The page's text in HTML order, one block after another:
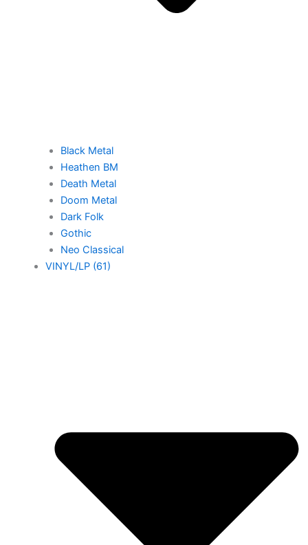
Black Metal
Heathen BM
Death Metal
Doom Metal
Dark Folk
Gothic
Neo Classical
VINYL/LP (61)